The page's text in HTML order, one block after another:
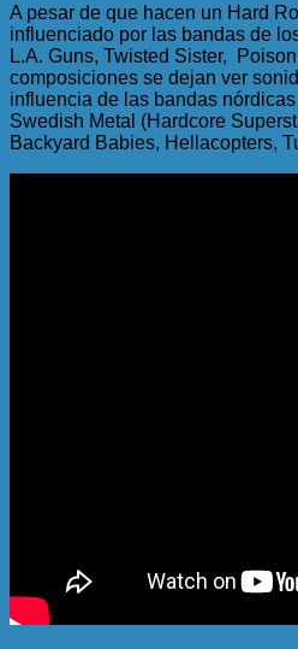
A pesar de que hacen un Hard
influenciado por las bandas de
L.A. Guns, Twisted Sister,
composiciones se dejan ver
influencia de las bandas
Swedish Metal (Hardcore
Backyard Babies, Hellacopters,